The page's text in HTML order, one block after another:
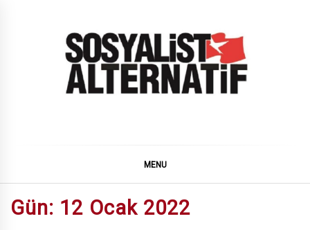
MENU
Gün: 12 Ocak 2022